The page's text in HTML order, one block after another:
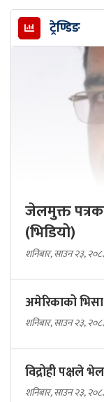
ट्रेण्डिङ
जेलमुक्त
(भिडियो)
शनिबार, साउन २३,
अमेरिकाको
शनिबार, साउन २३,
विद्रोही पक्षले
शनिबार, साउन २३,